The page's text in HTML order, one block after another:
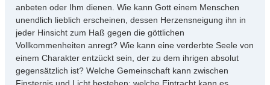
anbeten oder Ihm dienen. Wie kann Gott einem Menschen
unendlich lieblich erscheinen, dessen Herzensneigung ihn in
jeder Hinsicht zum Haß gegen die göttlichen
Vollkommenheiten anregt? Wie kann eine verderbte Seele von
einem Charakter entzückt sein, der zu dem ihrigen absolut
gegensätzlich ist? Welche Gemeinschaft kann zwischen